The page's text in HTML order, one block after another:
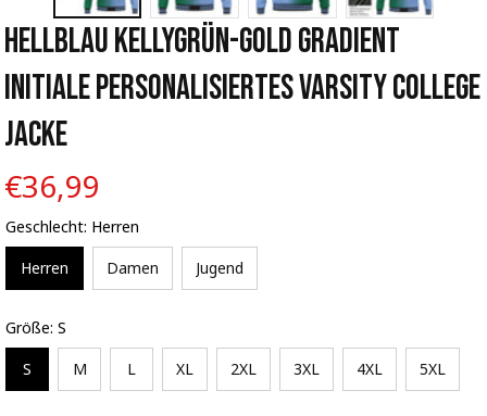
Hellblau Kellygrün-Gold Gradient
Initiale Personalisiertes Varsity College
Jacke
€36,99
Geschlecht: Herren
Herren Damen Jugend
Größe: S
S M L XL 2XL 3XL 4XL 5XL